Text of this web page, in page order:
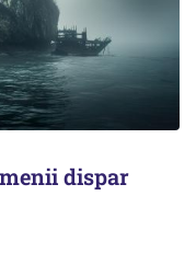
dispar